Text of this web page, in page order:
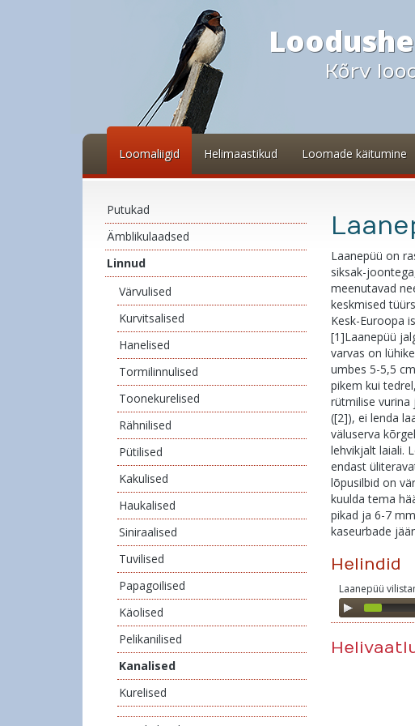
Kõrv
Loomaliigid Helimaastikud Loomade käitumine
Putukad
Ämblikulaadsed
Linnud
Värvulised
Kurvitsalised
Hanelised
Tormilinnulised
Toonekurelised
Rähnilised
Pütilised
Kakulised
Haukalised
Siniraalised
Tuvilised
Papagoilised
Käolised
Pelikanilised
Kanalised
Kurelised
Laanepüü on
siksak-
meenutavad
keskmised
Kesk-Euroopa
[1]Laanepüü
varvas on
umbes 5-5,5
pikem kui
rütmilise vurina
([2]), ei lenda
väluserva
lehvikjalt laiali.
endast
lõpusilbid on
kuulda tema
pikad ja 6-7
kaseurbade
Helindid
Laanepüü
Audio
Player